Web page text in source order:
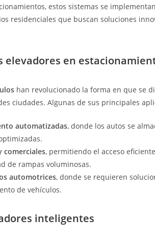
estos sistemas se
residenciales que buscan soluciones
elevadores en
han revolucionado la forma en que se
ciudades. Algunas de sus principales
automatizadas, donde los autos se
comerciales, permitiendo el acceso
de rampas voluminosas.
automotrices, donde se requieren
de vehículos.
inteligentes